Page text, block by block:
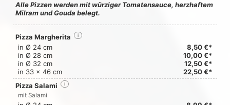
Alle Pizzen werden mit würziger Tomatensauce, herzhaftem
Milram und Gouda belegt.
Pizza Margherita i
in Ø 24 cm
8,50 €*
in Ø 28 cm
10,00 €*
in Ø 32 cm
12,50 €*
in 33 x 46 cm
22,50 €*
Pizza Salami
i
mit Salami